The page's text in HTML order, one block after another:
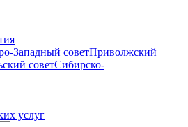
Западный советПриволжский
советСибирско-
услуг